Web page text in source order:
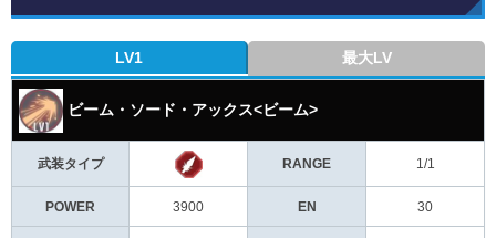
LV1 最大LV
ビーム・ソード・アックス<ビーム>
武装タイプ RANGE 1/1
POWER 3900 EN 30